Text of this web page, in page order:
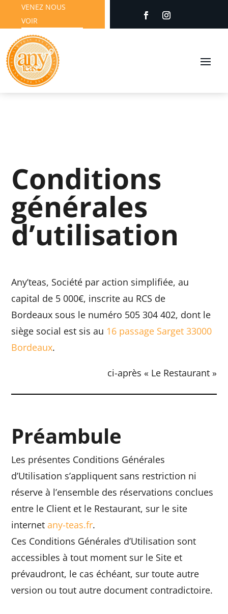
VENEZ NOUS
VOIR
Conditions
générales
d’utilisation
Any’teas, Société par action simplifiée, au
capital de 5 000€, inscrite au RCS de
Bordeaux sous le numéro 505 304 402, dont le
siège social est sis au 16 passage Sarget 33000
Bordeaux.
ci-après « Le Restaurant »
Préambule
Les présentes Conditions Générales
d’Utilisation s’appliquent sans restriction ni
réserve à l’ensemble des réservations conclues
entre le Client et le Restaurant, sur le site
internetany-teas.fr.
Ces Conditions Générales d’Utilisation sont
accessibles à tout moment sur le Site et
prévaudront, le cas échéant, sur toute autre
version ou tout autre document contradictoire.